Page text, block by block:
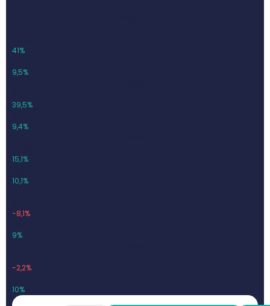
41%
9,5%
39,5%
9,4%
15,1%
10,1%
-8,1%
9%
-2,2%
10%